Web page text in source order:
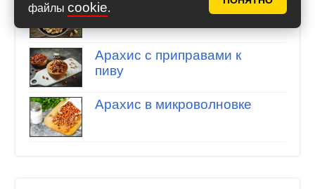
файлы cookie.
Жареный арахис на
сковороде в скорлупе
Арахис с приправами к
пиву
Арахис в микроволновке